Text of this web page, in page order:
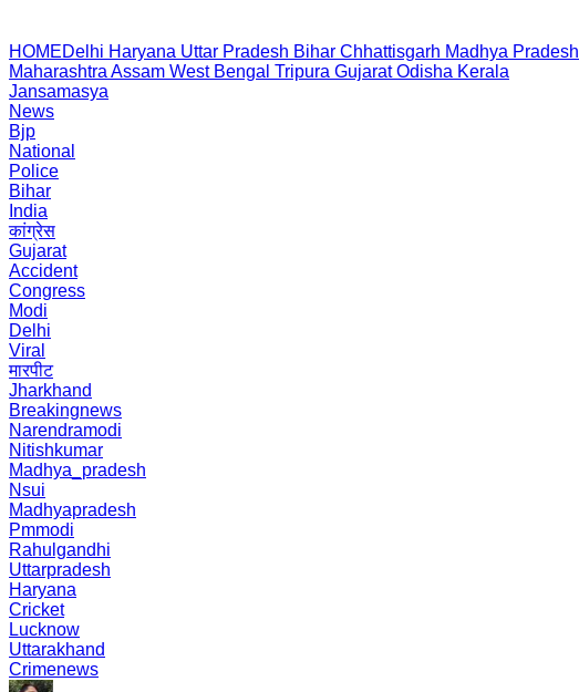
HOMEDelhi Haryana Uttar Pradesh Bihar Chhattisgarh Madhya Pradesh
Maharashtra Assam West Bengal Tripura Gujarat Odisha Kerala
Jansamasya
News
Bjp
National
Police
Bihar
India
कांग्रेस
Gujarat
Accident
Congress
Modi
Delhi
Viral
मारपीट
Jharkhand
Breakingnews
Narendramodi
Nitishkumar
Madhya_pradesh
Nsui
Madhyapradesh
Pmmodi
Rahulgandhi
Uttarpradesh
Haryana
Cricket
Lucknow
Uttarakhand
Crimenews